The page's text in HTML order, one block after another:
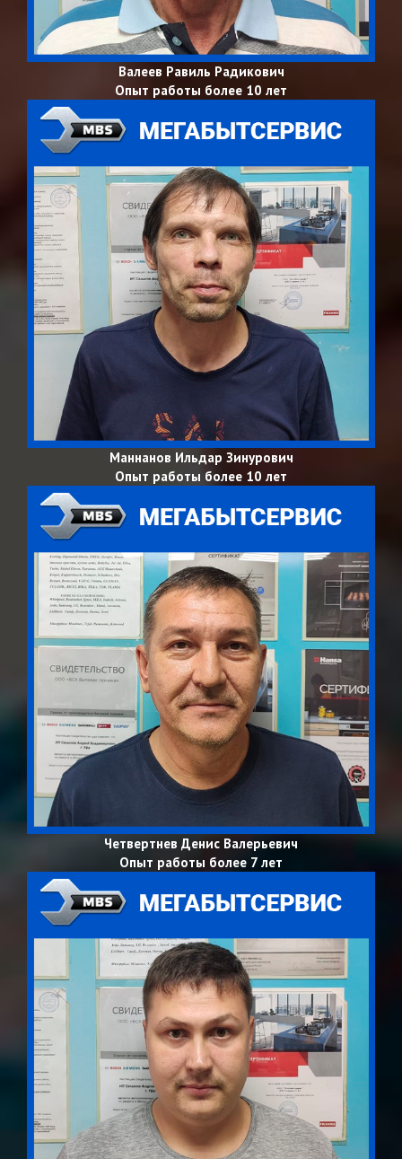
Валеев Равиль Радикович
Опыт работы более 10 лет
Маннанов Ильдар Зинурович
Опыт работы более 10 лет
Четвертнев Денис Валерьевич
Опыт работы более 7 лет